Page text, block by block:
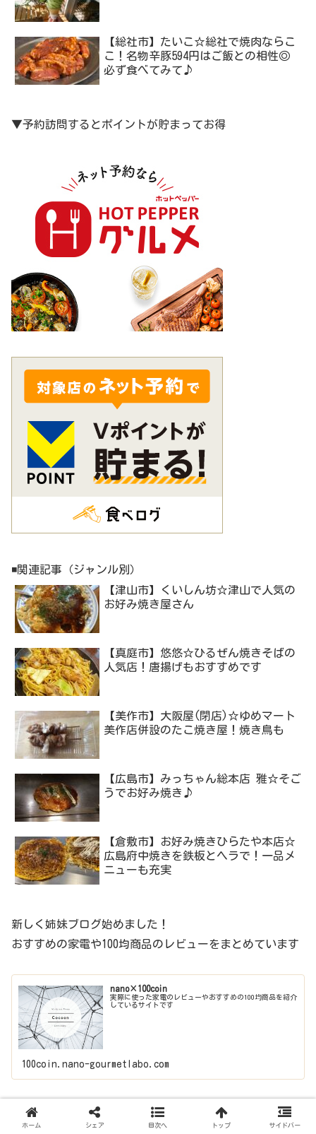
【総社市】たいこ☆総社で焼肉ならこ
こ！名物辛豚594円はご飯との相性◎
必ず食べてみて♪
▼予約訪問するとポイントが貯まってお得
◾️関連記事（ジャンル別）
【津山市】くいしん坊☆津山で人気の
お好み焼き屋さん
【真庭市】悠悠☆ひるぜん焼きそばの
人気店！唐揚げもおすすめです
【美作市】大阪屋(閉店)☆ゆめマート
美作店併設のたこ焼き屋！焼き鳥も
【広島市】みっちゃん総本店 雅☆そご
うでお好み焼き♪
【倉敷市】お好み焼きひらたや本店☆
広島府中焼きを鉄板とヘラで！一品メ
ニューも充実
新しく姉妹ブログ始めました！
おすすめの家電や100均商品のレビューをまとめています
nano×100coin
実際に使った家電のレビューやおすすめの100均商品を紹介
しているサイトです
100coin.nano-gourmetlabo.com
総社市 お好み焼き
ホーム シェア 目次へ トップ サイドバー